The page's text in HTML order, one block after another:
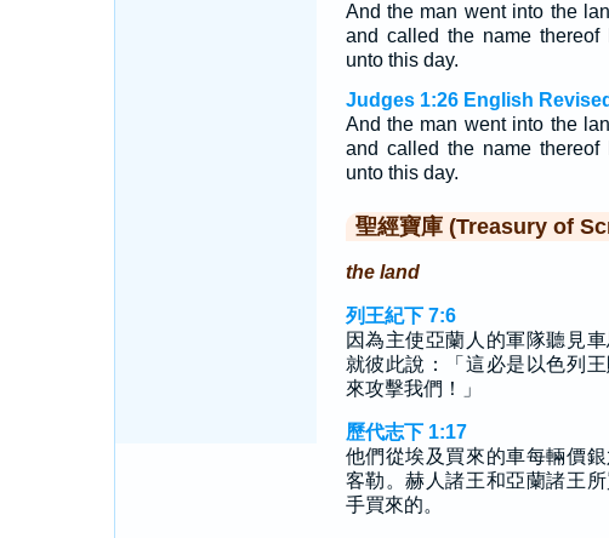
And the man went into the
and called the name
unto this day.
Judges 1:26 English
And the man went into the
and called the name
unto this day.
聖經寶庫 (Treasury of
the land
列王紀下 7:6
因為主使亞蘭人的軍隊聽見
就彼此說：「這必是以色列
來攻擊我們！」
歷代志下 1:17
他們從埃及買來的車每輛價
客勒。赫人諸王和亞蘭諸王
手買來的。